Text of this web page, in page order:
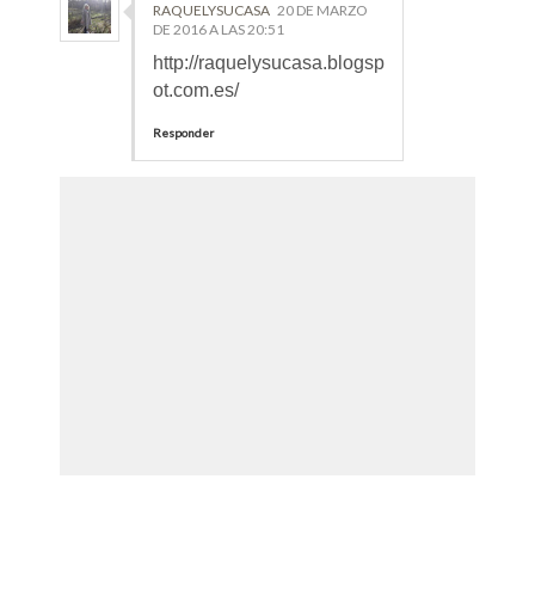
RAQUELYSUCASA 20 DE MARZO
DE 2016 A LAS 20:51
http://raquelysucasa.blogsp
ot.com.es/
Responder